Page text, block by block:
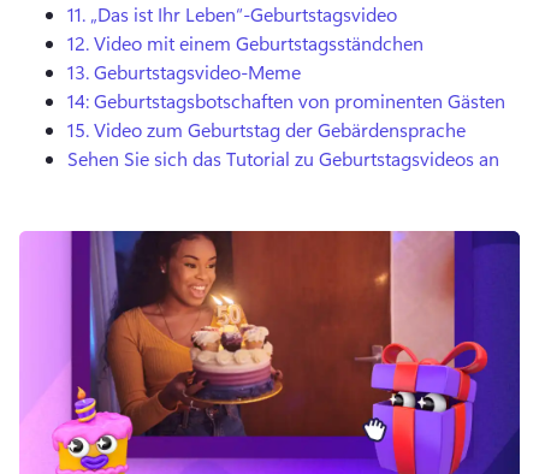
11. „Das ist Ihr Leben“-Geburtstagsvideo
12.Video mit einem Geburtstagsständchen
13.Geburtstagsvideo-Meme
14:Geburtstagsbotschaften von prominenten Gästen
15.Video zum Geburtstag der Gebärdensprache
Sehen Sie sich das Tutorial zu Geburtstagsvideos an